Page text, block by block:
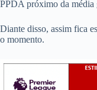
PPDA próximo da média
Diante disso, assim fica
o momento.